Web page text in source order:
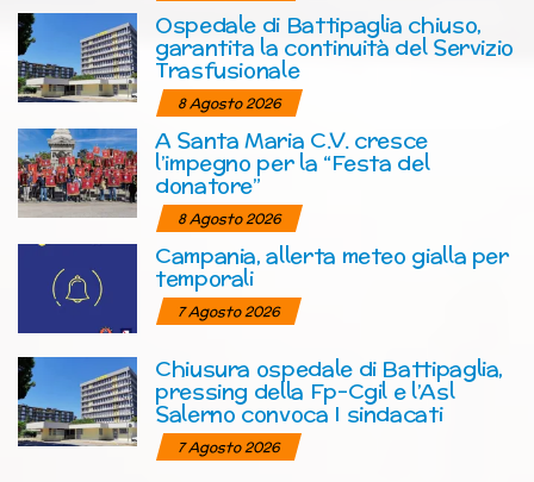
Ospedale di Battipaglia chiuso,
garantita la continuità del Servizio
Trasfusionale
8 Agosto 2026
A Santa Maria C.V. cresce
l’impegno per la “Festa del
donatore”
8 Agosto 2026
Campania, allerta meteo gialla per
temporali
7 Agosto 2026
Chiusura ospedale di Battipaglia,
pressing della Fp-Cgil e l’Asl
Salerno convoca I sindacati
7 Agosto 2026